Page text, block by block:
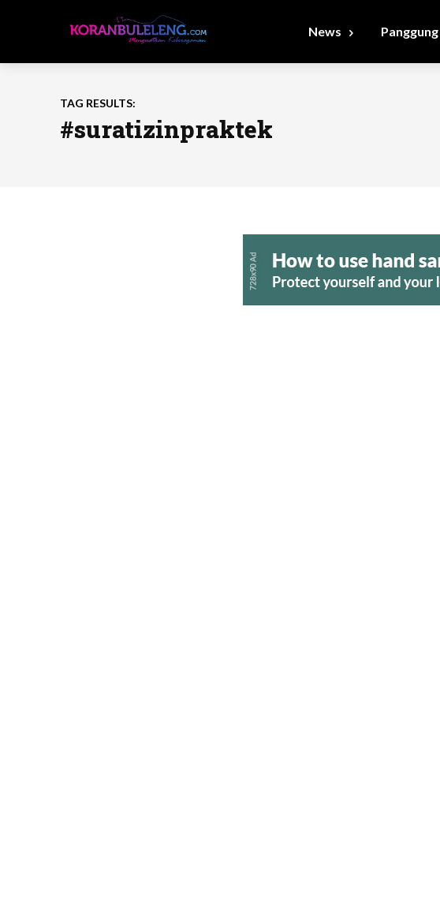
News Panggung
TAG RESULTS:
#suratizinpraktek